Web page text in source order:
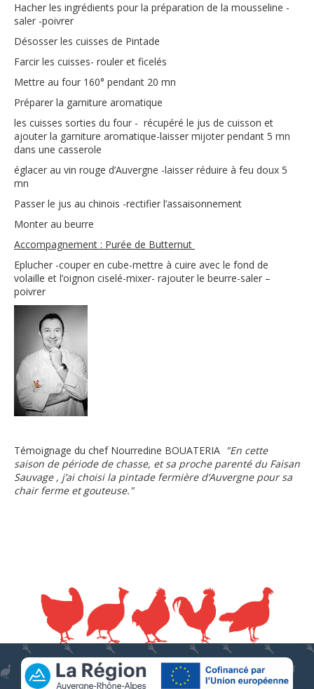
Hacher les ingrédients pour la préparation de la mousseline -
saler -poivrer
Désosser les cuisses de Pintade
Farcir les cuisses- rouler et ficelés
Mettre au four 160° pendant 20 mn
Préparer la garniture aromatique
les cuisses sorties du four - récupéré le jus de cuisson et
ajouter la garniture aromatique-laisser mijoter pendant 5 mn
dans une casserole
églacer au vin rouge d’Auvergne -laisser réduire à feu doux 5
mn
Passer le jus au chinois -rectifier l’assaisonnement
Monter au beurre
Accompagnement : Purée de Butternut
Eplucher -couper en cube-mettre à cuire avec le fond de
volaille et l’oignon ciselé-mixer- rajouter le beurre-saler –
poivrer
Témoignage du chef Nourredine BOUATERIA "En cette
saison de période de chasse, et sa proche parenté du Faisan
Sauvage , j’ai choisi la pintade fermière d’Auvergne pour sa
chair ferme et gouteuse."